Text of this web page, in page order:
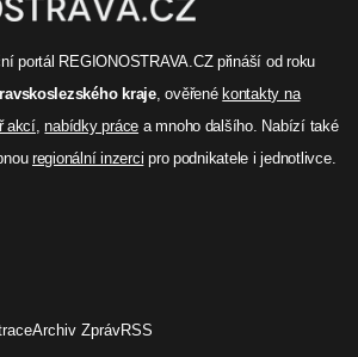
portál REGIONOSTRAVA.CZ přináší od roku
kraje, ověřené kontakty na
akcí,nabídky práce a mnoho dalšího. Nabízí také
regionální inzerci pro podnikatele i jednotlivce.
Archiv ZprávRSS